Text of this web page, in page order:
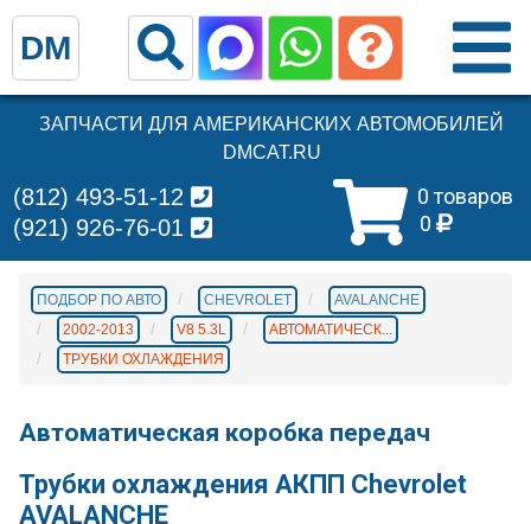
ЗАПЧАСТИ ДЛЯ АМЕРИКАНСКИХ АВТОМОБИЛЕЙ
DMCAT.RU
0 товаров
0
(812) 493-51-12
(921) 926-76-01
ПОДБОР ПО АВТО CHEVROLET
AVALANCHE
2002-2013
V8 5.3L
АВТОМАТИЧЕСК...
ТРУБКИ ОХЛАЖДЕНИЯ
Автоматическая коробка передач
Трубки охлаждения АКПП Chevrolet
AVALANCHE
DM